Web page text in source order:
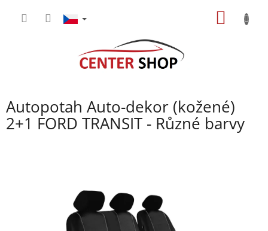
Autopotah Auto-dekor (kožené)
2+1 FORD TRANSIT - Různé barvy